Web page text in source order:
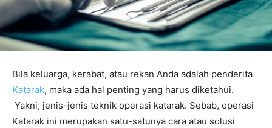
Bila keluarga, kerabat, atau rekan Anda adalah penderita
Katarak, maka ada hal penting yang harus diketahui.
Yakni, jenis-jenis teknik operasi katarak. Sebab, operasi
Katarak ini merupakan satu-satunya cara atau solusi